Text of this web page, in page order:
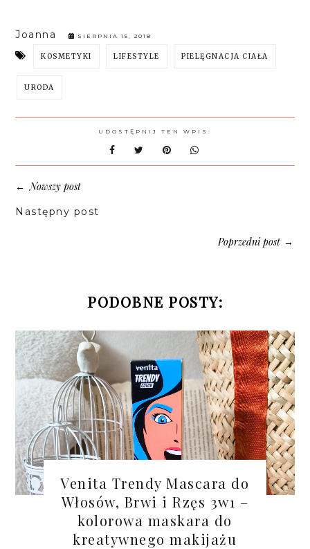
Joanna SIERPNIA 15, 2018
KOSMETYKI LIFESTYLE PIELĘGNACJA CIAŁA
URODA
UDOSTĘPNIJ TEN WPIS:
←Nowszy post
Następny post
Poprzedni post→
PODOBNE POSTY:
Venita Trendy Mascara do
Włosów, Brwi i Rzęs 3w1 –
kolorowa maskara do
kreatywnego makijażu